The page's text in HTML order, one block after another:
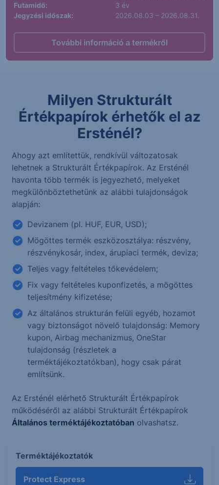
Futamidő:
3 év
Jegyzési időszak:
2026.08.03 – 2026.08.31.
További információ a termékről
Milyen Strukturált
Értékpapírok érhetők el az
Ersténél?
Ahogy azt említettük, rendkívül változatosak
lehetnek a Strukturált Értékpapírok. Az Ersténél
havonta több termék is jegyezhető, melyeket
megkülönböztethetünk az alábbi tulajdonságok
alapján:
Devizanem (pl. HUF, EUR, USD);
Mögöttes termék eszközosztálya: részvény,
részvénykosár, index, árupiaci termék, deviza;
Teljes vagy feltételes tőkevédelem;
Fix vagy feltételes kuponfizetés, a mögöttes
teljesítmény kifizetése;
Az általános strukturán felüli egyéb, hozamot
vagy biztonságot növelő tulajdonság: Memory
kupon, Airbag mechanizmus, OneStar
tulajdonság (részletek a
terméktájékoztatókban), hogy csak párat
említsünk.
Az Ersténél elérhető Strukturált Értékpapírok
működéséről az alábbi Strukturált Értékpapírok
Általános terméktájékoztatóban olvashatsz.
Terméktájékoztatók
Protect Express